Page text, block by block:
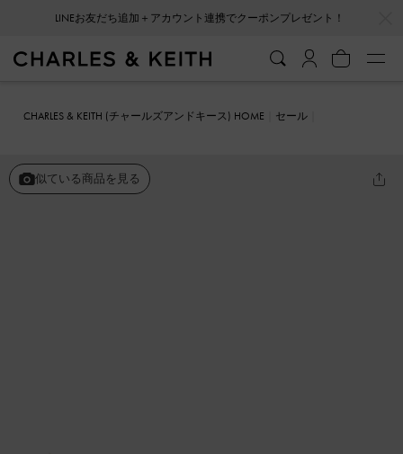
CHARLES & KEITH (チャールズアンドキース) HOME
セール
似ている商品を見る